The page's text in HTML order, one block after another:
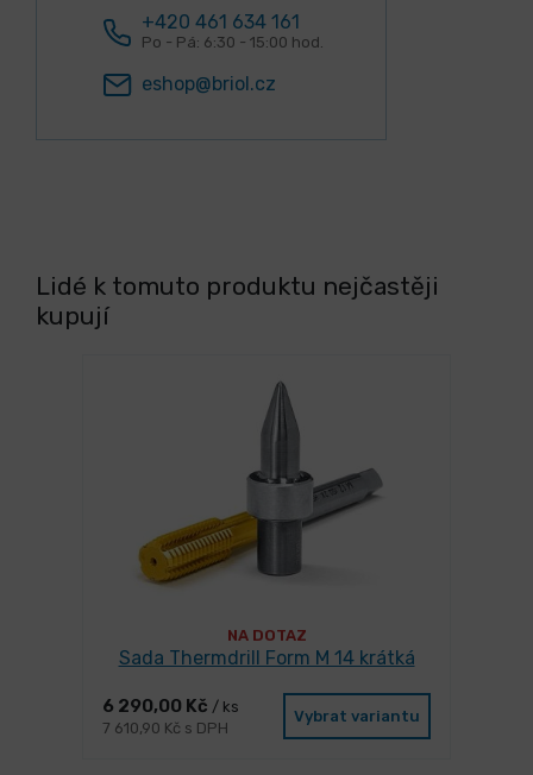
+420 461 634 161
Po - Pá: 6:30 - 15:00 hod.
eshop@briol.cz
Lidé k tomuto produktu nejčastěji
kupují
NA DOTAZ
Sada Thermdrill Form M 14 krátká
6 290,00 Kč / ks
7 610,90 Kč s DPH
Vybrat variantu